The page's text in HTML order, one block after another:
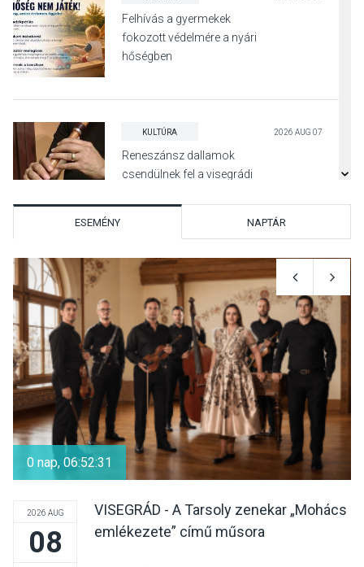
Felhívás a gyermekek
fokozott védelmére a nyári
hőségben
KULTÚRA 2026 AUG 07
Reneszánsz dallamok
csendülnek fel a visegrádi
KULTÚRA
Dunavirág Ünnep Verőcén –
két nap a Duna élővilágának
jegyében
TERMÉSZETI KÖRNYEZET 2026 AUG 07
A napokban is nő a
talajközeli ózonmennyiség
ESEMÉNY NAPTÁR
0 nap, 06:52:30
2026 AUG
08
VISEGRÁD - A Tarsoly zenekar „Mohács
emlékezete” című műsora